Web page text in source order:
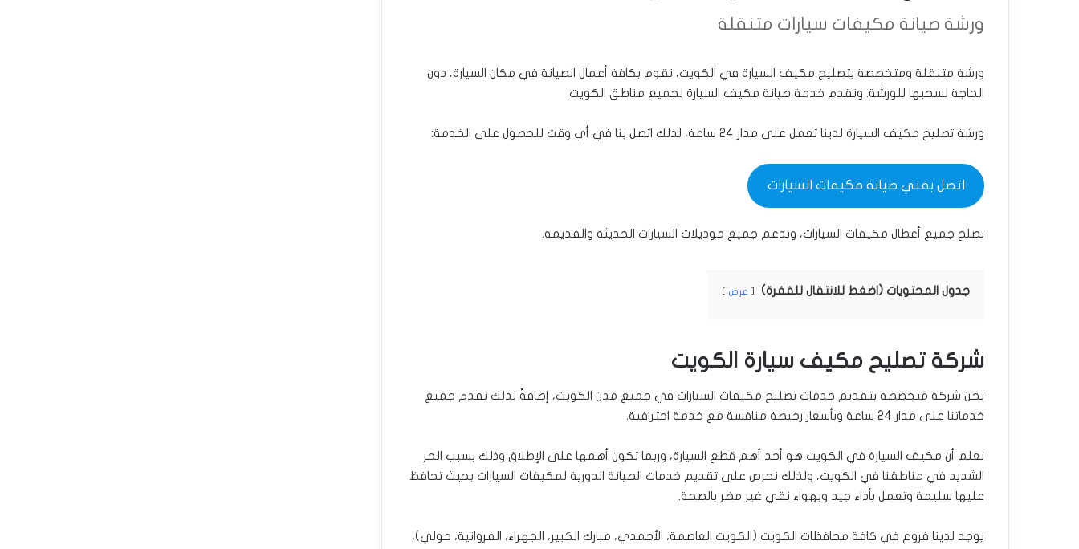
ورشة صيانة مكيفات سيارات متنقلة
ورشة متنقلة ومتخصصة بتصليح مكيف السيارة في الكويت، نقوم بكافة أعمال الصيانة في مكان السيارة، دون
الحاجة لسحبها للورشة. ونقدم خدمة صيانة مكيف السيارة لجميع مناطق الكويت.
ورشة تصليح مكيف السيارة لدينا تعمل على مدار 24 ساعة، لذلك اتصل بنا في أي وقت للحصول على الخدمة:
اتصل بفني صيانة مكيفات السيارات
نصلح جميع أعطال مكيفات السيارات، وندعم جميع موديلات السيارات الحديثة والقديمة.
جدول المحتويات (اضغط للانتقال للفقرة) عرض
شركة تصليح مكيف سيارة الكويت
نحن شركة متخصصة بتقديم خدمات تصليح مكيفات السيارات في جميع مدن الكويت، إضافةً لذلك نقدم جميع
خدماتنا على مدار 24 ساعة وبأسعار رخيصة منافسة مع خدمة احترافية.
نعلم أن مكيف السيارة في الكويت هو أحد أهم قطع السيارة، وربما تكون أهمها على الإطلاق وذلك بسبب الحر
الشديد في مناطقنا في الكويت، ولذلك نحرص على تقديم خدمات الصيانة الدورية لمكيفات السيارات بحيث تحافظ
عليها سليمة وتعمل بأداء جيد وبهواء نقي غير مضر بالصحة.
يوجد لدينا فروع في كافة محافظات الكويت (الكويت العاصمة، الأحمدي، مبارك الكبير، الجهراء، الفروانية، حولي)،